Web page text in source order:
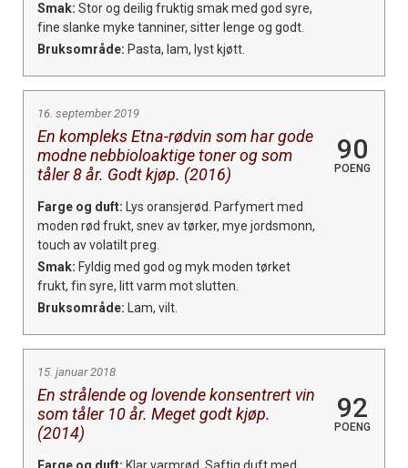
Smak: Stor og deilig fruktig smak med god syre,
fine slanke myke tanniner, sitter lenge og godt.
Bruksområde: Pasta, lam, lyst kjøtt.
16. september 2019
En kompleks Etna-rødvin som har gode
modne nebbioloaktige toner og som
tåler 8 år. Godt kjøp. (2016)
90
POENG
Farge og duft: Lys oransjerød. Parfymert med
moden rød frukt, snev av tørker, mye jordsmonn,
touch av volatilt preg.
Smak: Fyldig med god og myk moden tørket
frukt, fin syre, litt varm mot slutten.
Bruksområde: Lam, vilt.
15. januar 2018
En strålende og lovende konsentrert vin
som tåler 10 år. Meget godt kjøp.
(2014)
92
POENG